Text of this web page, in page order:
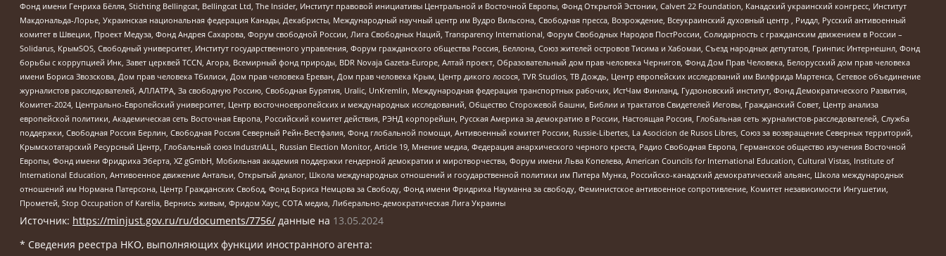
Фонд имени Генриха Бёлля, Stichting Bellingcat, Bellingcat Ltd, The Insider, Институт правовой инициативы Центральной и Восточной Европы, Фонд Открытой Эстонии, Calvert 22 Foundation, Канадский украинский конгресс, Институт
Макдональда-Лорье, Украинская национальная федерация Канады, Декабристы, Международный научный центр им Вудро Вильсона, Свободная пресса, Возрождение, Всеукраинский духовный центр , Риддл, Русский антивоенный
комитет в Швеции, Проект Медуза, Фонд Андрея Сахарова, Форум свободной России, Лига Свободных Наций, Transparеncy International, Форум Свободных Народов ПостРоссии, Солидарность с гражданским движением в России –
Solidarus, КрымSOS, Свободный университет, Институт государственного управления, Форум гражданского общества Россия, Беллона, Союз жителей островов Тисима и Хабомаи, Съезд народных депутатов, Гринпис Интернешнл, Фонд
борьбы с коррупцией Инк, Завет церквей TCCN, Агора, Всемирный фонд природы, BDR Novaja Gazeta-Europe, Алтай проект, Образовательный дом прав человека Чернигов, Фонд Дом Прав Человека, Белорусский дом прав человека
имени Бориса Звозскова, Дом прав человека Тбилиси, Дом прав человека Ереван, Дом прав человека Крым, Центр дикого лосося, TVR Studios, ТВ Дождь, Центр европейских исследований им Вилфрида Мартенса, Сетевое объединение
журналистов расследователей, АЛЛАТРА, За свободную Россию, Свободная Бурятия, Uralic, UnKremlin, Международная федерация транспортных рабочих, ИстЧам Финланд, Гудзоновский институт, Фонд Демократического Развития,
Комитет-2024, Центрально-Европейский университет, Центр восточноевропейских и международных исследований, Общество Сторожевой башни, Библии и трактатов Свидетелей Иеговы, Гражданский Совет, Центр анализа
европейской политики, Академическая сеть Восточная Европа, Российский комитет действия, РЭНД корпорейшн, Русская Америка за демократию в России, Настоящая Россия, Глобальная сеть журналистов-расследователей, Служба
поддержки, Свободная Россия Берлин, Свободная Россия Северный Рейн-Вестфалия, Фонд глобальной помощи, Антивоенный комитет России, Russie-Libertes, La Asocicion de Rusos Libres, Союз за возвращение Северных территорий,
Крымскотатарский Ресурсный Центр, Глобальный союз IndustriALL, Russian Election Monitor, Article 19, Мнение медиа, Федерация анархического черного креста, Радио Свободная Европа, Германское общество изучения Восточной
Европы, Фонд имени Фридриха Эберта, XZ gGmbH, Мобильная академия поддержки гендерной демократии и миротворчества, Форум имени Льва Копелева, American Councils for International Education, Cultural Vistas, Institute of
International Education, Антивоенное движение Антальи, Открытый диалог, Школа международных отношений и государственной политики им Питера Мунка, Российско-канадский демократический альянс, Школа международных
отношений им Нормана Патерсона, Центр Гражданских Свобод, Фонд Бориса Немцова за Свободу, Фонд имени Фридриха Науманна за свободу, Феминистское антивоенное сопротивление, Комитет независимости Ингушетии,
Прометей, Stop Occupation of Karelia, Вернись живым, Фридом Хаус, СОТА медиа, Либерально-демократическая Лига Украины
Источник: https://minjust.gov.ru/ru/documents/7756/ данные на 13.05.2024
* Сведения реестра НКО, выполняющих функции иностранного агента: